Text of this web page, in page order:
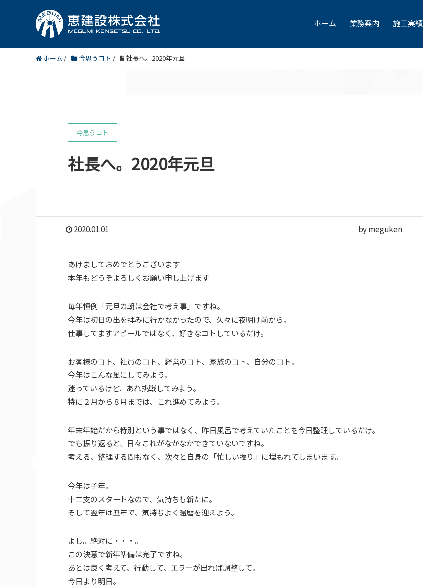
ホーム 業務案内 施工実績
ホーム / 今思うコト / 社長へ。2020年元旦
今思うコト
社長へ。2020年元旦
2020.01.01 by meguken
あけましておめでとうございます
本年もどうぞよろしくお願い申し上げます
毎年恒例「元旦の朝は会社で考え事」ですね。
今年は初日の出を拝みに行かなかったので、久々に夜明け前から。
仕事してますアピールではなく、好きなコトしているだけ。
お客様のコト、社員のコト、経営のコト、家族のコト、自分のコト。
今年はこんな風にしてみよう。
迷っているけど、あれ挑戦してみよう。
特に２月から８月までは、これ進めてみよう。
年末年始だから特別という事ではなく、昨日風呂で考えていたことを今日整理しているだけ。
でも振り返ると、日々これがなかなかできていないですね。
考える、整理する間もなく、次々と自身の「忙しい振り」に埋もれてしまいます。
今年は子年。
十二支のスタートなので、気持ちも新たに。
そして翌年は丑年で、気持ちよく還暦を迎えよう。
よし。絶対に・・・。
この決意で新年準備は完了ですね。
あとは良く考えて、行動して、エラーが出れば調整して。
今日より明日。